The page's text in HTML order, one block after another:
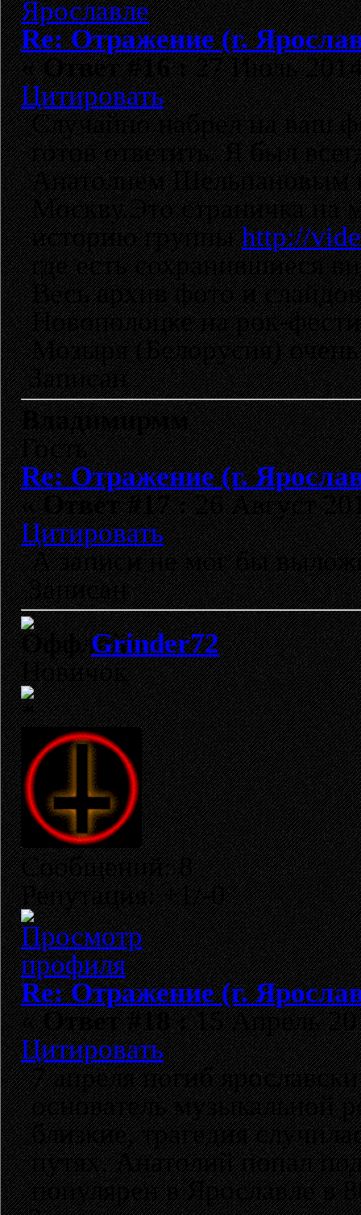
Re: Отражение (г.
«Ответ #16 :27 Июль
Цитировать
Случайно набрел на ваш
готов ответить. Я был
Анатолием Шельпановым
Москву.Это страничка на
историю группыhttp://
где есть сохранившиеся
Весь архив фото и
Новополоцке на рок-
Мозыря (Белорусия) очень
Записан
Владимирмм
Гость
Re: Отражение (г.
«Ответ #17 :26 Август
Цитировать
А записи не мог бы
Записан
Grinder72
Новичок
Сообщений: 8
Репутация: +1/-0
Re: Отражение (г.
«Ответ #18 :15 Апрель
Цитировать
7 апреля погиб
основатель музыкальной
близкие, трагедия
путях. Анатолий попал
популярен в Ярославле в